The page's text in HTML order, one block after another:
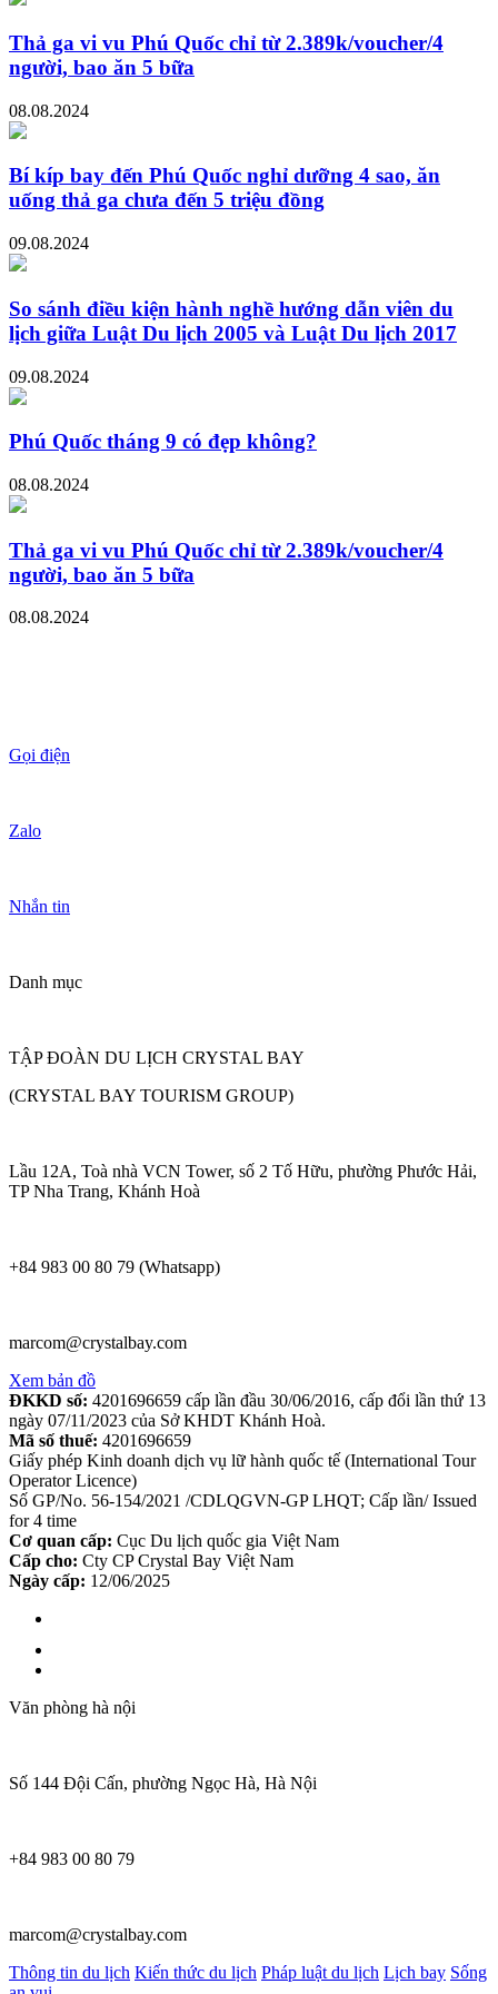
Thả ga vi vu Phú Quốc chỉ từ 2.389k/voucher/4
người, bao ăn 5 bữa
08.08.2024
Bí kíp bay đến Phú Quốc nghỉ dưỡng 4 sao, ăn
uống thả ga chưa đến 5 triệu đồng
09.08.2024
So sánh điều kiện hành nghề hướng dẫn viên du
lịch giữa Luật Du lịch 2005 và Luật Du lịch 2017
09.08.2024
Phú Quốc tháng 9 có đẹp không?
08.08.2024
Thả ga vi vu Phú Quốc chỉ từ 2.389k/voucher/4
người, bao ăn 5 bữa
08.08.2024
Gọi điện
Zalo
Nhắn tin
Danh mục
TẬP ĐOÀN DU LỊCH CRYSTAL BAY
(CRYSTAL BAY TOURISM GROUP)
Lầu 12A, Toà nhà VCN Tower, số 2 Tố Hữu, phường Phước Hải,
TP Nha Trang, Khánh Hoà
+84 983 00 80 79 (Whatsapp)
marcom@crystalbay.com
Xem bản đồ
ĐKKD số: 4201696659 cấp lần đầu 30/06/2016, cấp đổi lần thứ 13
ngày 07/11/2023 của Sở KHDT Khánh Hoà.
Mã số thuế: 4201696659
Giấy phép Kinh doanh dịch vụ lữ hành quốc tế (International Tour
Operator Licence)
Số GP/No. 56-154/2021 /CDLQGVN-GP LHQT; Cấp lần/ Issued
for 4 time
Cơ quan cấp: Cục Du lịch quốc gia Việt Nam
Cấp cho: Cty CP Crystal Bay Việt Nam
Ngày cấp: 12/06/2025
Văn phòng hà nội
Số 144 Đội Cấn, phường Ngọc Hà, Hà Nội
+84 983 00 80 79
marcom@crystalbay.com
Thông tin du lịch Kiến thức du lịch Pháp luật du lịch Lịch bay Sống